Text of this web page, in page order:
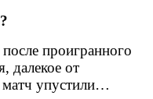
проигранного
далекое от
упустили…